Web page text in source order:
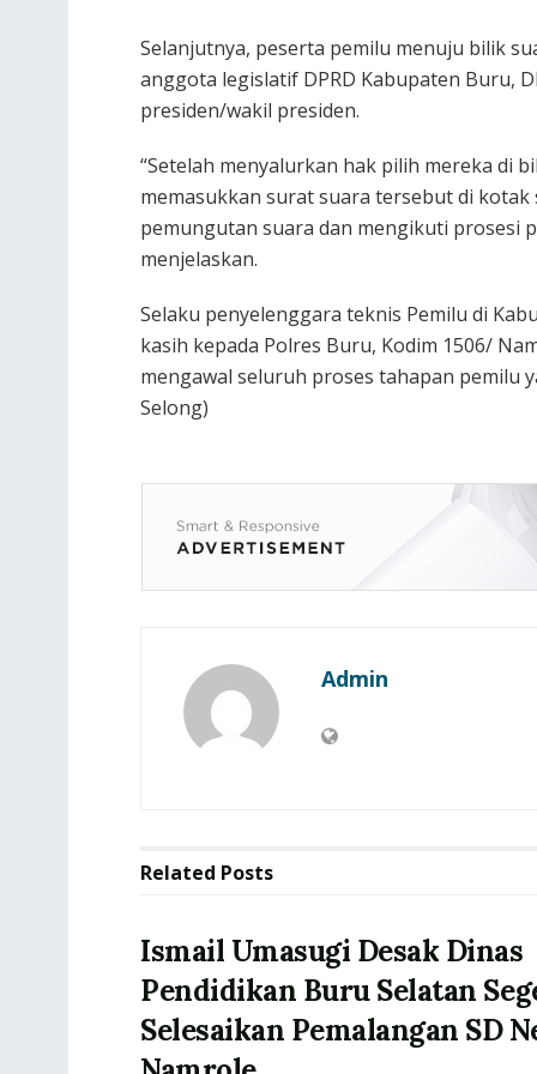
Selanjutnya, peserta pemilu menuju bilik
anggota legislatif DPRD Kabupaten Buru,
presiden/wakil presiden.
“Setelah menyalurkan hak pilih mereka di
memasukkan surat suara tersebut di
pemungutan suara dan mengikuti prosesi
menjelaskan.
Selaku penyelenggara teknis Pemilu di
kasih kepada Polres Buru, Kodim 1506/
mengawal seluruh proses tahapan pemilu
Selong)
Admin
Related Posts
Ismail Umasugi Desak Dinas
Pendidikan Buru Selatan
Selesaikan Pemalangan SD